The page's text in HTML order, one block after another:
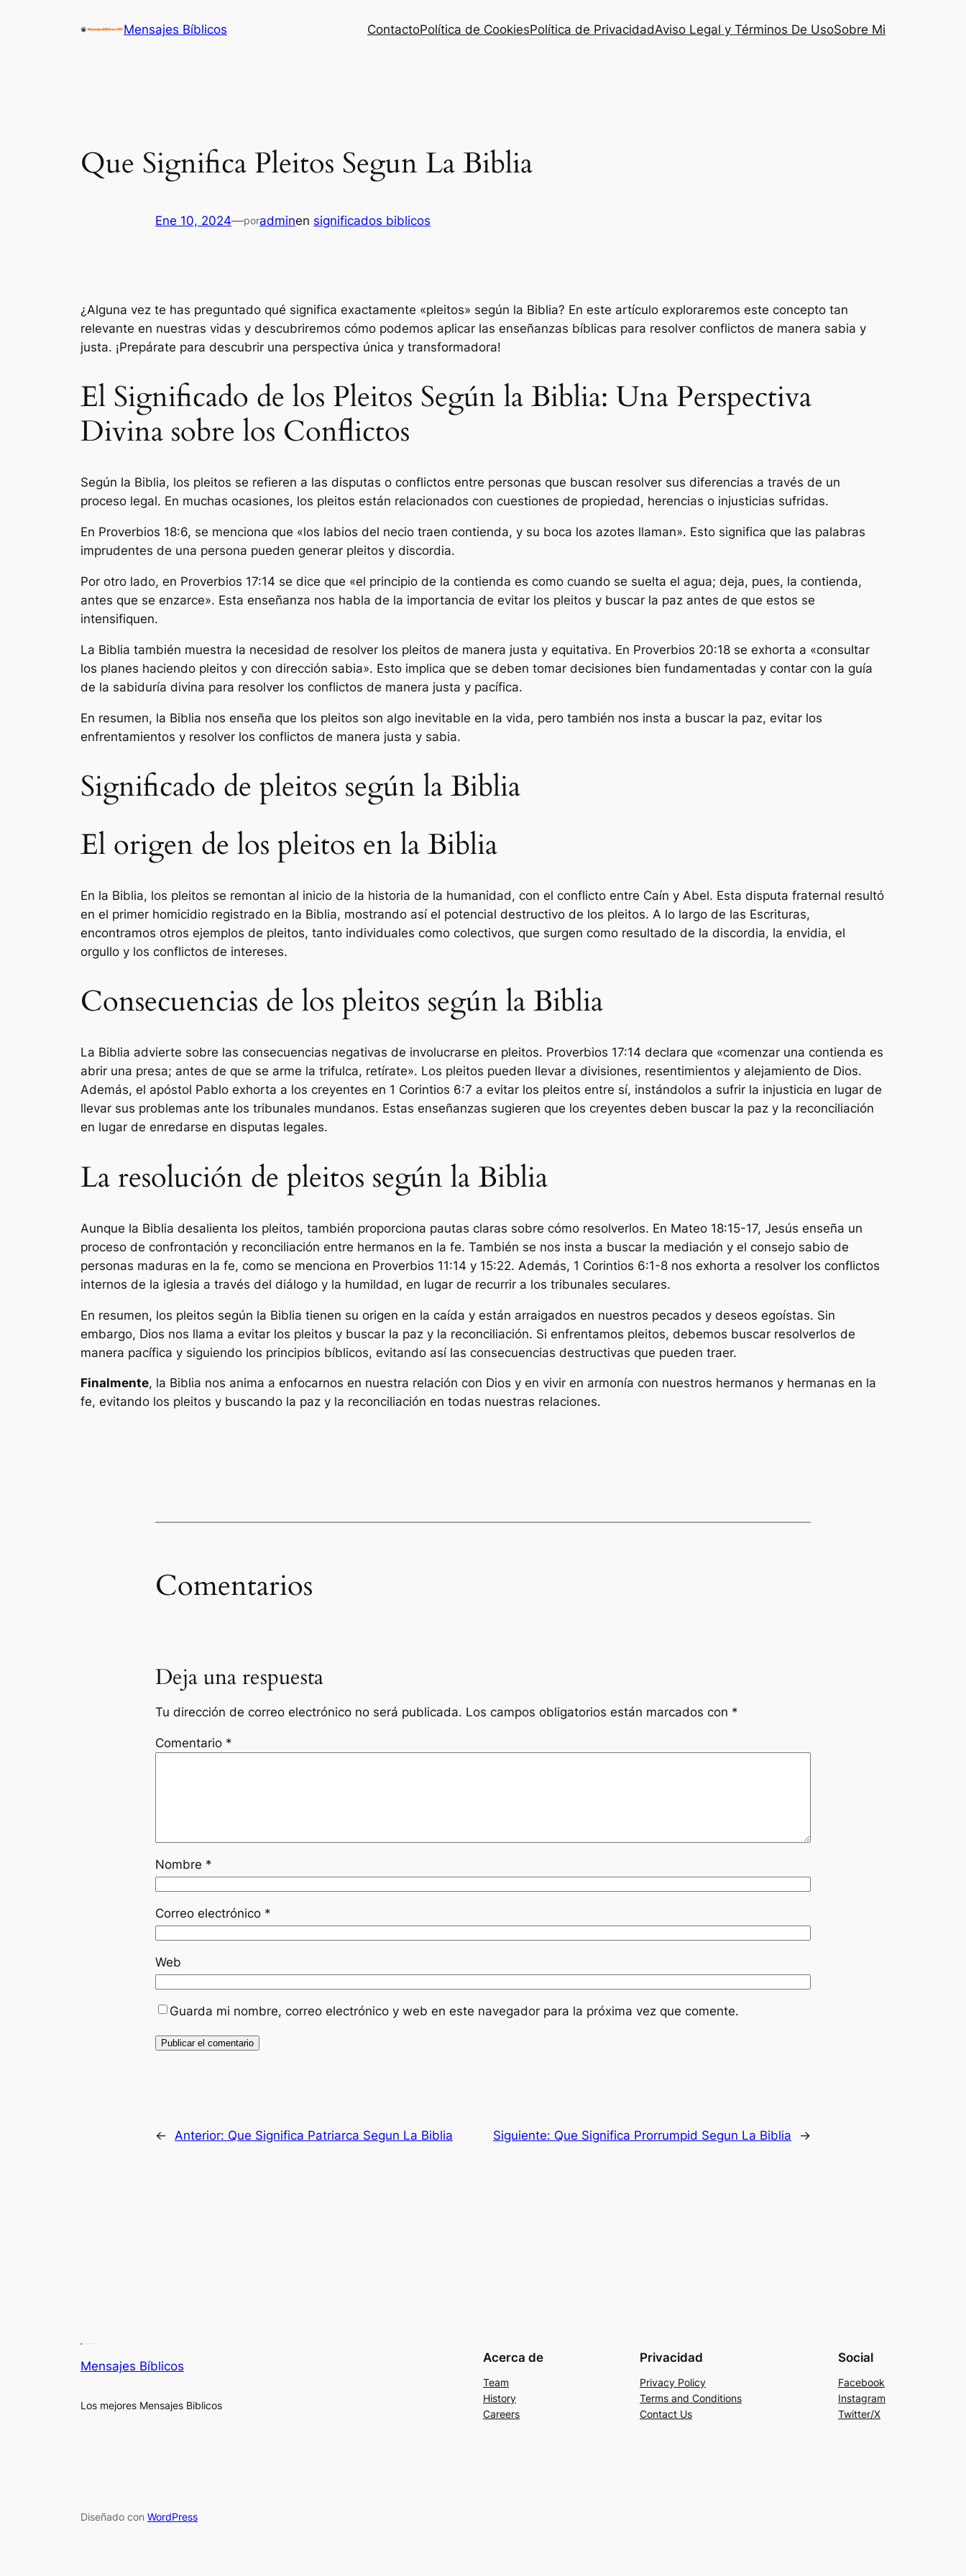
Mensajes Bíblicos ContactoPolítica de CookiesPolítica de PrivacidadAviso Legal y Términos De UsoSobre Mi
Que Significa Pleitos Segun La Biblia
Ene 10, 2024—poradminen significados biblicos
¿Alguna vez te has preguntado qué significa exactamente «pleitos» según la Biblia? En este artículo exploraremos este concepto tan
relevante en nuestras vidas y descubriremos cómo podemos aplicar las enseñanzas bíblicas para resolver conflictos de manera sabia y
justa. ¡Prepárate para descubrir una perspectiva única y transformadora!
El Significado de los Pleitos Según la Biblia: Una Perspectiva
Divina sobre los Conflictos
Según la Biblia, los pleitos se refieren a las disputas o conflictos entre personas que buscan resolver sus diferencias a través de un
proceso legal. En muchas ocasiones, los pleitos están relacionados con cuestiones de propiedad, herencias o injusticias sufridas.
En Proverbios 18:6, se menciona que «los labios del necio traen contienda, y su boca los azotes llaman». Esto significa que las palabras
imprudentes de una persona pueden generar pleitos y discordia.
Por otro lado, en Proverbios 17:14 se dice que «el principio de la contienda es como cuando se suelta el agua; deja, pues, la contienda,
antes que se enzarce». Esta enseñanza nos habla de la importancia de evitar los pleitos y buscar la paz antes de que estos se
intensifiquen.
La Biblia también muestra la necesidad de resolver los pleitos de manera justa y equitativa. En Proverbios 20:18 se exhorta a «consultar
los planes haciendo pleitos y con dirección sabia». Esto implica que se deben tomar decisiones bien fundamentadas y contar con la guía
de la sabiduría divina para resolver los conflictos de manera justa y pacífica.
En resumen, la Biblia nos enseña que los pleitos son algo inevitable en la vida, pero también nos insta a buscar la paz, evitar los
enfrentamientos y resolver los conflictos de manera justa y sabia.
Significado de pleitos según la Biblia
El origen de los pleitos en la Biblia
En la Biblia, los pleitos se remontan al inicio de la historia de la humanidad, con el conflicto entre Caín y Abel. Esta disputa fraternal resultó
en el primer homicidio registrado en la Biblia, mostrando así el potencial destructivo de los pleitos. A lo largo de las Escrituras,
encontramos otros ejemplos de pleitos, tanto individuales como colectivos, que surgen como resultado de la discordia, la envidia, el
orgullo y los conflictos de intereses.
Consecuencias de los pleitos según la Biblia
La Biblia advierte sobre las consecuencias negativas de involucrarse en pleitos. Proverbios 17:14 declara que «comenzar una contienda es
abrir una presa; antes de que se arme la trifulca, retírate». Los pleitos pueden llevar a divisiones, resentimientos y alejamiento de Dios.
Además, el apóstol Pablo exhorta a los creyentes en 1 Corintios 6:7 a evitar los pleitos entre sí, instándolos a sufrir la injusticia en lugar de
llevar sus problemas ante los tribunales mundanos. Estas enseñanzas sugieren que los creyentes deben buscar la paz y la reconciliación
en lugar de enredarse en disputas legales.
La resolución de pleitos según la Biblia
Aunque la Biblia desalienta los pleitos, también proporciona pautas claras sobre cómo resolverlos. En Mateo 18:15-17, Jesús enseña un
proceso de confrontación y reconciliación entre hermanos en la fe. También se nos insta a buscar la mediación y el consejo sabio de
personas maduras en la fe, como se menciona en Proverbios 11:14 y 15:22. Además, 1 Corintios 6:1-8 nos exhorta a resolver los conflictos
internos de la iglesia a través del diálogo y la humildad, en lugar de recurrir a los tribunales seculares.
En resumen, los pleitos según la Biblia tienen su origen en la caída y están arraigados en nuestros pecados y deseos egoístas. Sin
embargo, Dios nos llama a evitar los pleitos y buscar la paz y la reconciliación. Si enfrentamos pleitos, debemos buscar resolverlos de
manera pacífica y siguiendo los principios bíblicos, evitando así las consecuencias destructivas que pueden traer.
Finalmente, la Biblia nos anima a enfocarnos en nuestra relación con Dios y en vivir en armonía con nuestros hermanos y hermanas en la
fe, evitando los pleitos y buscando la paz y la reconciliación en todas nuestras relaciones.
Comentarios
Deja una respuesta
Tu dirección de correo electrónico no será publicada. Los campos obligatorios están marcados con *
Comentario *
Nombre *
Correo electrónico *
Web
Guarda mi nombre, correo electrónico y web en este navegador para la próxima vez que comente.
← Anterior: Que Significa Patriarca Segun La Biblia Siguiente: Que Significa Prorrumpid Segun La Biblia →
Mensajes Bíblicos
Los mejores Mensajes Biblicos
Acerca de
Team
History
Careers
Privacidad
Privacy Policy
Terms and Conditions
Contact Us
Social
Facebook
Instagram
Twitter/X
Diseñado con WordPress